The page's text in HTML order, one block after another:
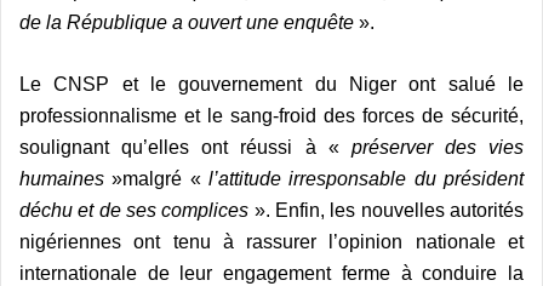
de la République a ouvert une enquête ».
Le CNSP et le gouvernement du Niger ont salué le
professionnalisme et le sang-froid des forces de sécurité,
soulignant qu’elles ont réussi à « préserver des vies
humaines »malgré « l’attitude irresponsable du président
déchu et de ses complices ». Enfin, les nouvelles autorités
nigériennes ont tenu à rassurer l’opinion nationale et
internationale de leur engagement ferme à conduire la